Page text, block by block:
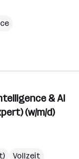
& AI
(w/m/d)
Vollzeit